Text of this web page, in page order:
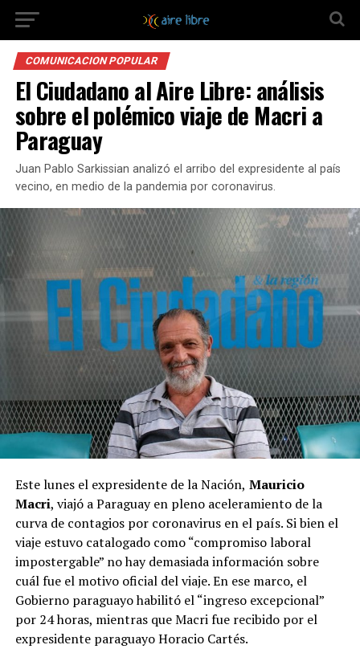
COMUNICACION POPULAR
El Ciudadano al Aire Libre: análisis
sobre el polémico viaje de Macri a
Paraguay
Juan Pablo Sarkissian analizó el arribo del expresidente al país
vecino, en medio de la pandemia por coronavirus.
Este lunes el expresidente de la Nación, Mauricio
Macri, viajó a Paraguay en pleno aceleramiento de la
curva de contagios por coronavirus en el país. Si bien el
viaje estuvo catalogado como “compromiso laboral
impostergable” no hay demasiada información sobre
cuál fue el motivo oficial del viaje. En ese marco, el
Gobierno paraguayo habilitó el “ingreso excepcional”
por 24 horas, mientras que Macri fue recibido por el
expresidente paraguayo Horacio Cartés.